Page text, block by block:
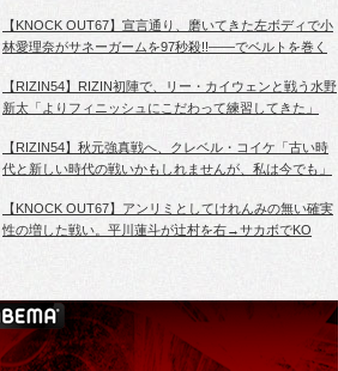
【KNOCK OUT67】宣言通り、磨いてきた左ボディで小
林愛理奈がサネーガームを97秒殺!!――でベルトを巻く
【RIZIN54】RIZIN初陣で、リー・カイウェンと戦う水野
新太「よりフィニッシュにこだわって練習してきた」
【RIZIN54】秋元強真戦へ、クレベル・コイケ「古い時
代と新しい時代の戦いかもしれませんが、私は今でも」
【KNOCK OUT67】アンリミとしてけれんみの無い確実
性の増した戦い。平川蓮斗が辻村を右→サカボでKO